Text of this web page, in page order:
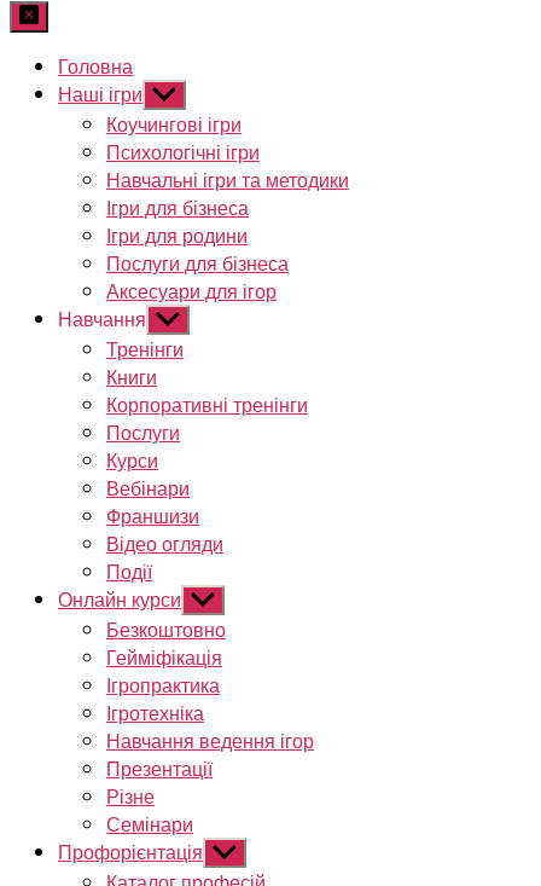
Головна
Наші ігри Показати
підменю
Коучингові ігри
Психологічні ігри
Навчальні ігри та методики
Ігри для бізнеса
Ігри для родини
Послуги для бізнеса
Аксесуари для ігор
Навчання Показати
підменю
Тренінги
Книги
Корпоративні тренінги
Послуги
Курси
Вебінари
Франшизи
Відео огляди
Події
Онлайн курси Показати
підменю
Безкоштовно
Гейміфікація
Ігропрактика
Ігротехніка
Навчання ведення ігор
Презентації
Різне
Семінари
Профорієнтація Показати
підменю